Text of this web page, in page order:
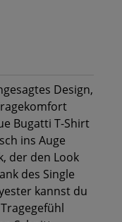
Design,
Bugatti T-Shirt
ins Auge
der den Look
des Single
kannst du